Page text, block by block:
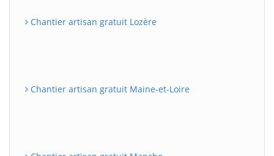
Chantier artisan gratuit Lozère
Chantier artisan gratuit Maine-et-Loire